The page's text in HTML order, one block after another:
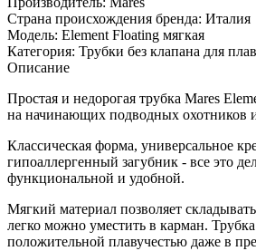
Страна происхождения бренда: Италия
Модель: Element Floating мягкая
Категория: Трубки без клапана для
Описание
Простая и недорогая трубка Mares
на начинающих подводных охотников
Классическая форма, универсальное
гипоаллергенный загубник - все это
функциональной и удобной.
Мягкий материал позволяет складывать
легко можно уместить в карман. Трубка
положительной плавучестью даже в